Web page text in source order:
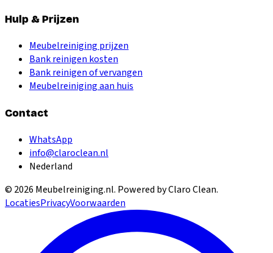
Hulp & Prijzen
Meubelreiniging prijzen
Bank reinigen kosten
Bank reinigen of vervangen
Meubelreiniging aan huis
Contact
WhatsApp
info@claroclean.nl
Nederland
© 2026 Meubelreiniging.nl. Powered by Claro Clean.
LocatiesPrivacyVoorwaarden